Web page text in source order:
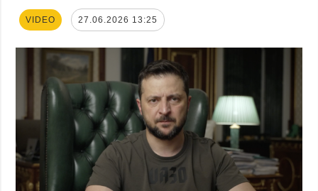
VIDEO 27.06.2026 13:25